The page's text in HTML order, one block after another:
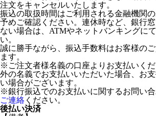
注文をキャンセルいたします。
振込の取扱時間はご利用される金融機関
予めご確認ください。連休時など、銀行
ない場合は、ATMやネットバンキングに
い。
誠に勝手ながら、振込手数料はお客様の
ます。
※ご注文者様名義の口座よりお支払いく
外の名義でお支払いいただいた場合、お
い場合がございます。
※銀行振込でのお支払いに関するお問い
ご連絡 ください。
後払い決済